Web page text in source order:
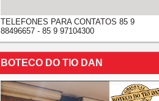
TELEFONES PARA CONTATOS 85 9
88496657 - 85 9 97104300
BOTECO DO TIO DAN